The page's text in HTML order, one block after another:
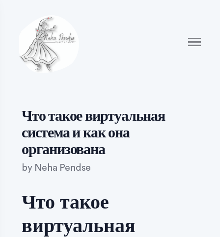
Что такое виртуальная
система и как она
организована
by Neha Pendse
Что такое
виртуальная